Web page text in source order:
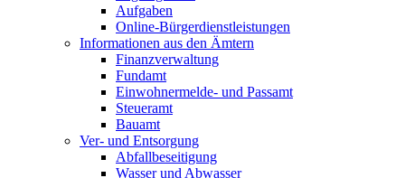
Aufgaben
Online-Bürgerdienstleistungen
Informationen aus den Ämtern
Finanzverwaltung
Fundamt
Einwohnermelde- und Passamt
Steueramt
Bauamt
Ver- und Entsorgung
Abfallbeseitigung
Wasser und Abwasser